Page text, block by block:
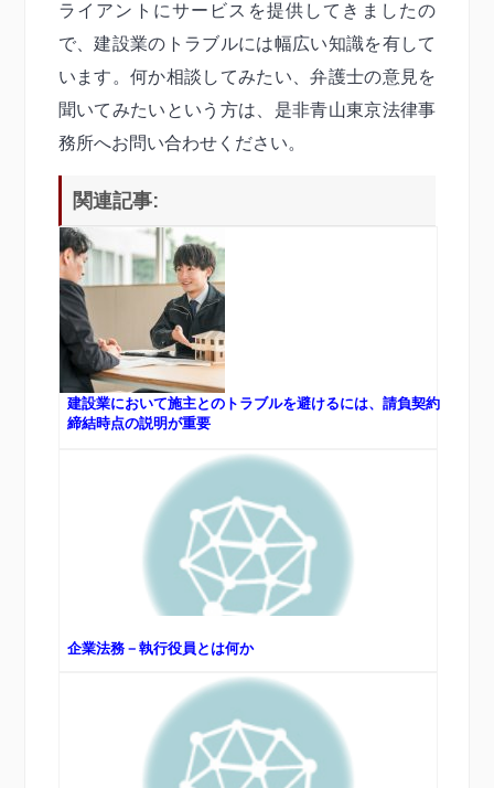
ライアントにサービスを提供してきましたの
で、建設業のトラブルには幅広い知識を有して
います。何か相談してみたい、弁護士の意見を
聞いてみたいという方は、是非青山東京法律事
務所へお問い合わせください。
関連記事:
建設業において施主とのトラブルを避けるには、請負契約
締結時点の説明が重要
企業法務－執行役員とは何か